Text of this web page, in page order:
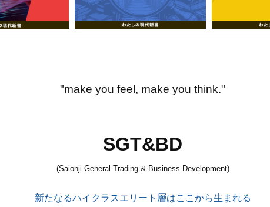
"make you feel, make you think."
SGT&BD
(Saionji General Trading & Business Development)
新たなるハイクラスエリート層はここから生まれる